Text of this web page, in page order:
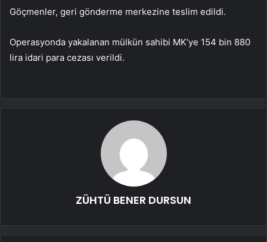
Göçmenler, geri gönderme merkezine teslim edildi.
Operasyonda yakalanan mülkün sahibi MK’ye 154 bin 880
lira idari para cezası verildi.
ZÜHTÜ BENER DURSUN